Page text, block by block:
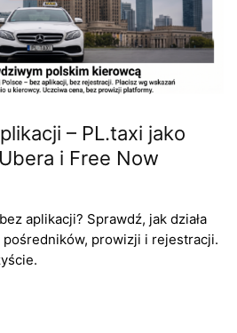
– PL.taxi jako
i Free Now
aplikacji? Sprawdź, jak działa
pośredników, prowizji i rejestracji.